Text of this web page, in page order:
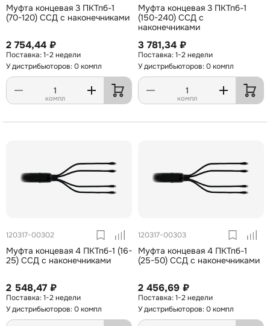
Муфта концевая 3 ПКТпб-1
(70-120) ССД с наконечниками
2 754,44 ₽
1-2 недели
У дистрибьюторов: 0 компл
компл
Муфта концевая 3 ПКТпб-1
(150-240) ССД с
наконечниками
3 781,34 ₽
1-2 недели
У дистрибьюторов: 0 компл
компл
120317-00302
Муфта концевая 4 ПКТпб-1 (16-
25) ССД с наконечниками
2 548,47 ₽
1-2 недели
У дистрибьюторов: 0 компл
120317-00303
Муфта концевая 4 ПКТпб-1
(25-50) ССД с наконечниками
2 456,69 ₽
1-2 недели
У дистрибьюторов: 0 компл